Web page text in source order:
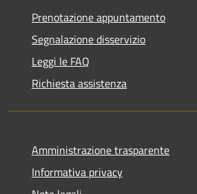
Prenotazione appuntamento
Segnalazione disservizio
Leggi le FAQ
Richiesta assistenza
Amministrazione trasparente
Informativa privacy